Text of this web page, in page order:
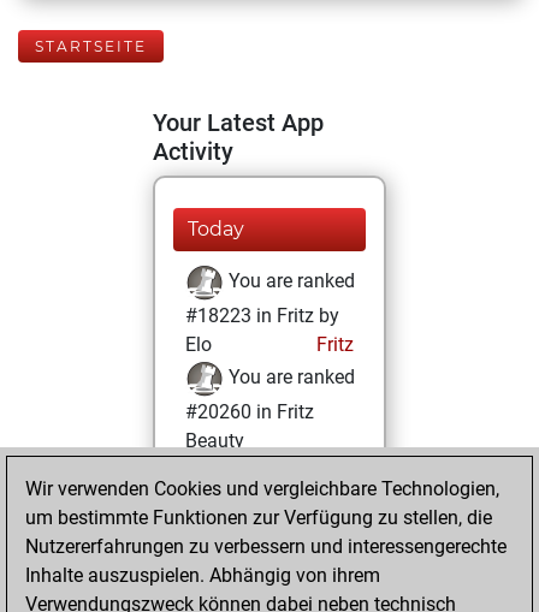
STARTSEITE
Your Latest App
Activity
Today
You are ranked
#18223 in Fritz by
Elo
Fritz
You are ranked
#20260 in Fritz
Beauty
Montag,
November 25,
2024
You achieved a
Wir verwenden Cookies und vergleichbare Technologien,
um bestimmte Funktionen zur Verfügung zu stellen, die
Nutzererfahrungen zu verbessern und interessengerechte
Inhalte auszuspielen. Abhängig von ihrem
Verwendungszweck können dabei neben technisch